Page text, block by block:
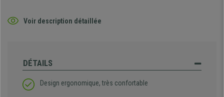
Voir description détaillée
DÉTAILS
Design ergonomique, très confortable